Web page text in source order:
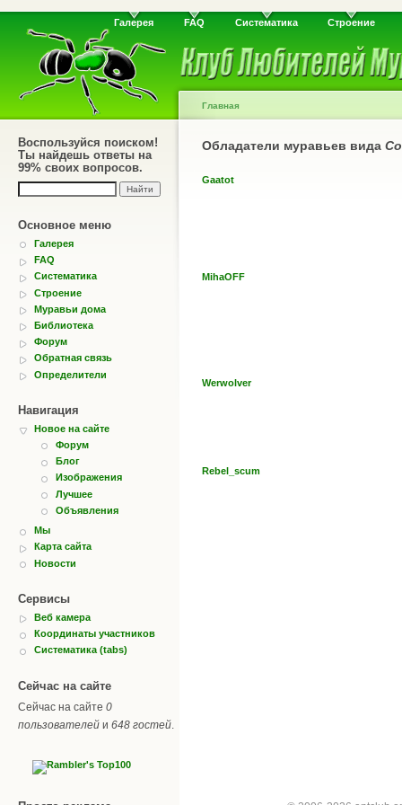
Галерея FAQ Систематика Строение
Воспользуйся поиском!
Ты найдешь ответы на
99% своих вопросов.
Основное меню
Галерея
FAQ
Систематика
Строение
Муравьи дома
Библиотека
Форум
Обратная связь
Определители
Навигация
Новое на сайте
Форум
Блог
Изображения
Лучшее
Объявления
Мы
Карта сайта
Новости
Сервисы
Веб камера
Координаты участников
Систематика (tabs)
Сейчас на сайте
Сейчас на сайте 0
пользователей и 648 гостей
Главная
Обладатели муравьев вида
Gaatot
MihaOFF
Werwolver
Rebel_scum